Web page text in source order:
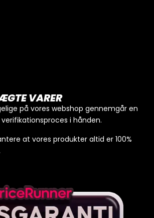
kr. mere for gratis fragt
VARER
på vores webshop gennemgår en
i hånden.
at vores produkter altid er 100%